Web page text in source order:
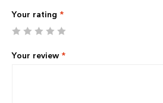
Your rating *
Your review *